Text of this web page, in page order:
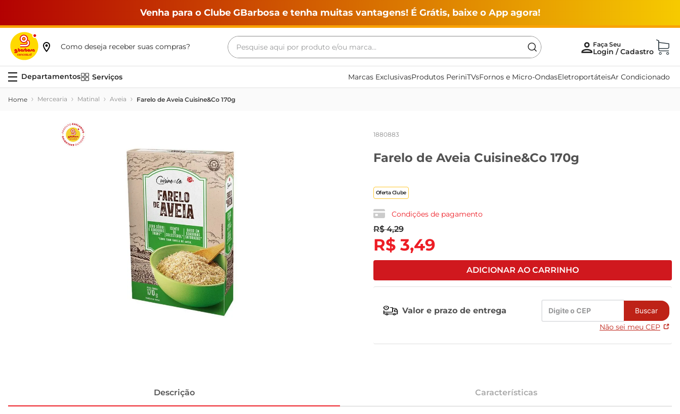
Venha para o Clube GBarbosa e tenha muitas vantagens! É Grátis, baixe o App agora!
Como deseja receber suas compras?
Pesquise aqui por produto e/ou marca...
Serviços Marcas ExclusivasProdutos PeriniTVsFornos e Micro-OndasEletroportáteisAr Condicionado
Mercearia Matinal Aveia Farelo de Aveia Cuisine&Co 170g
1880883
Farelo de Aveia Cuisine&Co 170g
Oferta Clube
Condições de pagamento
R$ 4,29
R$ 3,49
ADICIONAR AO CARRINHO
Valor e prazo de entrega Buscar
Não sei meu CEP
Descrição Características
Termos mais buscados